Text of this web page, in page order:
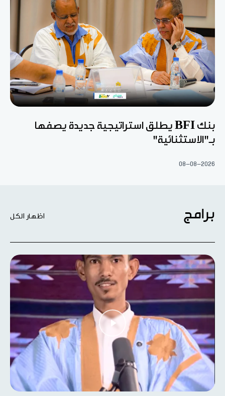
بنك BFI يطلق استراتيجية جديدة يصفها
بـ"الاستثنائية"
08-08-2026
برامج اظهار الكل